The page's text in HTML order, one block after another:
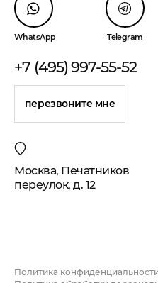
WhatsApp Telegram
+7 (495) 997-55-52
перезвоните мне
Москва, Печатников
переулок, д. 12
Политика